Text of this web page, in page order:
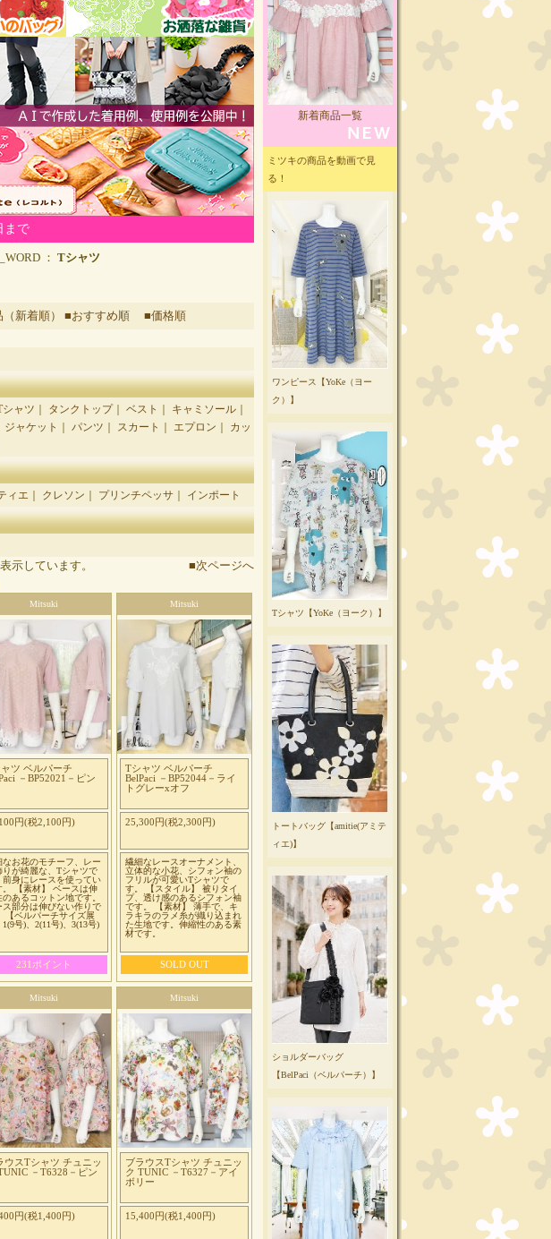
まで
： Tシャツ
新着順） ■おすすめ順 ■価格順
シャツ タンクトップ｜ ベスト キャミソール
ジャケット パンツ スカート エプロン
カッ
ィエ クレソン プリンチペッサ
インポート
示しています。
■次ページへ
Mitsuki
ツ ベルパーチ
－BP52021－ピン
円(税2,100円)
なお花のモチーフ、レー
りが綺麗な、Tシャツで
前身にレースを使ってい
。 【素材】 ベースは伸
のあるコットン地です。
ス部分は伸びない作りで
【ベルパーチサイズ展
1(9号)、2(11号)、3(13号)
231ポイント
Mitsuki
Tシャツ ベルパーチ
BelPaci －BP52044－ライ
トグレーxオフ
25,300円(税2,300円)
繊細なレースオーナメント、
立体的な小花、シフォン袖の
フリルが可愛いTシャツで
す。 【スタイル】 被りタイ
プ、透け感のあるシフォン袖
です。 【素材】 薄手で、キ
ラキラのラメ糸が織り込まれ
た生地です。伸縮性のある素
材です。
SOLD OUT
Mitsuki
ウスTシャツ チュニッ
－T6328－ピン
円(税1,400円)
Mitsuki
ブラウスTシャツ チュニッ
ク TUNIC －T6327－アイ
ボリー
15,400円(税1,400円)
新着商品一覧
ミツキの商品を動画で見
る！
ワンピース【YoKe（ヨー
ク）】
Tシャツ【YoKe（ヨーク）】
トートバッグ【amitie(アミテ
ィエ)】
ショルダーバッグ
【BelPaci（ベルパーチ）】